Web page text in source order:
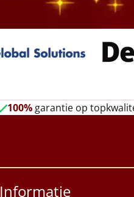
100%garantie op
Informatie